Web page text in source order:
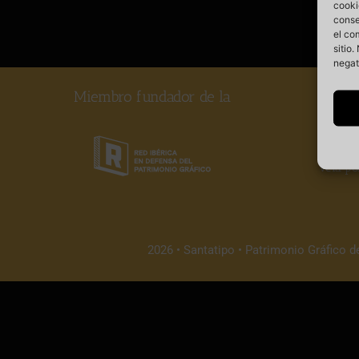
el
sitio.
Miembro fundador de la
vela
2026 • Santatipo • Patrimonio Gráfico